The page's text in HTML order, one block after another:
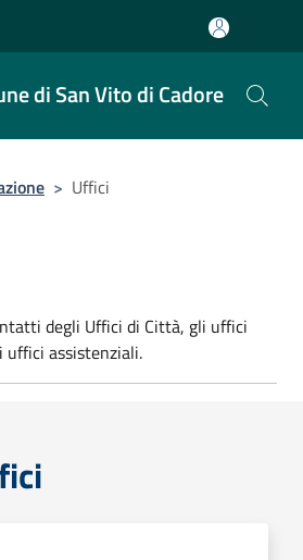
di San Vito di Cadore
> Uffici
degli Uffici di Città, gli uffici
uffici assistenziali.